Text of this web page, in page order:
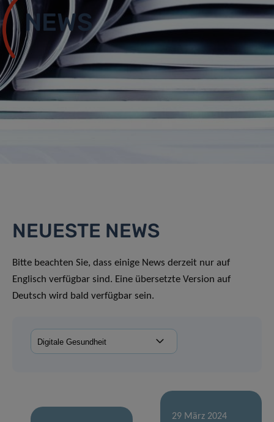
NEWS
NEUESTE NEWS
Bitte beachten Sie, dass einige News derzeit nur auf
Englisch verfügbar sind. Eine übersetzte Version auf
Deutsch wird bald verfügbar sein.
29 März 2024